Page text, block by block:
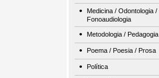
Medicina / Odontologia /
Fonoaudiologia
Metodologia / Pedagogia
Poema / Poesia / Prosa
Política